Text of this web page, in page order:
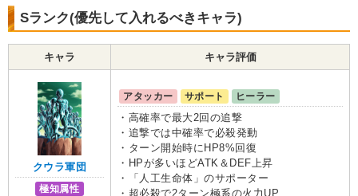
Sランク(優先して入れるべきキャラ)
キャラ キャラ評価
クウラ軍団
極知属性
アタッカー サポート
ヒーラー
・高確率で最大2回の追撃
・追撃では中確率で必殺発動
・ターン開始時にHP8%回復
・HPが多いほどATK＆DEF上昇
・「人工生命体」のサポーター
・超必殺で2ターン極系の火力UP